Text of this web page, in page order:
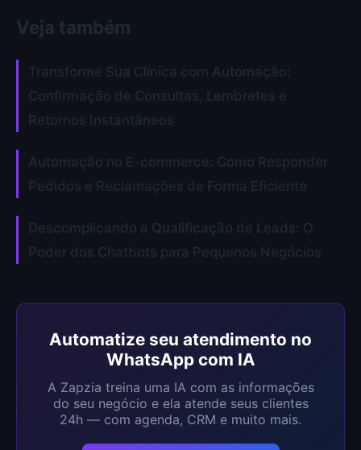
Veja também
Transforme Sua Clínica com Automação:
Confirmação de Consultas, Lembretes e
Retornos Instantâneos
Automação no E-commerce: Como Responder
Pedidos e Reclamações de Forma Eficiente
Descomplicando a Qualificação de Leads: O
Poder dos Chatbots para Pequenos Negócios
Automatize seu atendimento no
WhatsApp com IA
A Zapzia treina uma IA com as informações
do seu negócio e ela atende seus clientes
24h — com agenda, CRM e muito mais.